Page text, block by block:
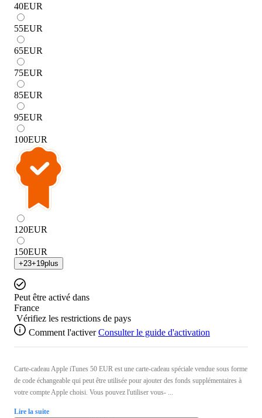
40EUR
55EUR
65EUR
75EUR
85EUR
95EUR
100EUR
120EUR
150EUR
+23+19plus
Peut être activé dans
France
Vérifiez les restrictions de pays
Comment l'activer Consulter le guide d'activation
Carte-cadeau Apple iTunes 50 EUR est une carte-cadeau spéciale vendue sous forme
de code échangeable qui peut être utilisée pour ajouter des fonds supplémentaires à
votre compte Apple choisi. Vous pouvez l'utiliser vous- ...
Lire la suite